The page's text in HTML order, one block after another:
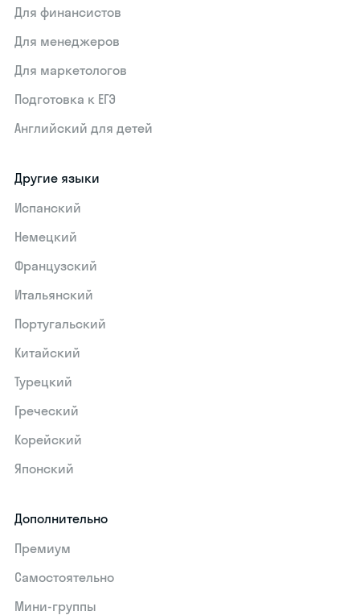
Для финансистов
Для менеджеров
Для маркетологов
Подготовка к ЕГЭ
Английский для детей
Другие языки
Испанский
Немецкий
Французский
Итальянский
Португальский
Китайский
Турецкий
Греческий
Корейский
Японский
Дополнительно
Премиум
Самостоятельно
Мини-группы